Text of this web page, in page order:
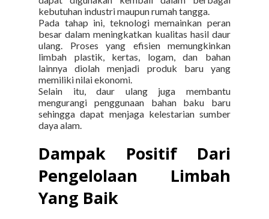
kebutuhan industri maupun rumah tangga.
Pada tahap ini, teknologi memainkan peran
besar dalam meningkatkan kualitas hasil daur
ulang. Proses yang efisien memungkinkan
limbah plastik, kertas, logam, dan bahan
lainnya diolah menjadi produk baru yang
memiliki nilai ekonomi.
Selain itu, daur ulang juga membantu
mengurangi penggunaan bahan baku baru
sehingga dapat menjaga kelestarian sumber
daya alam.
Dampak Positif Dari
Pengelolaan Limbah
Yang Baik